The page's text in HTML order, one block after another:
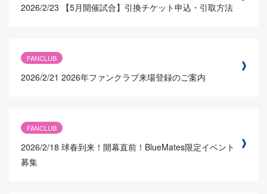
2026/2/23 【5月開催試合】引換チケット申込・引取方法
FANCLUB
2026/2/21 2026年ファンクラブ来場登録のご案内
FANCLUB
2026/2/18 球春到来！開幕直前！BlueMates限定イベント
募集